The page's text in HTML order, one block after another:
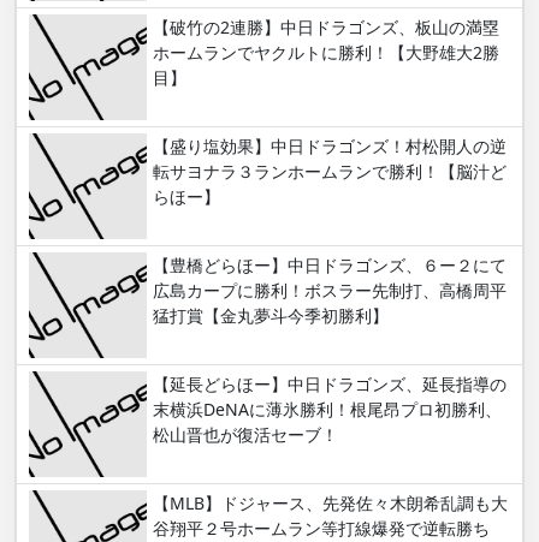
【破竹の2連勝】中日ドラゴンズ、板山の満塁
ホームランでヤクルトに勝利！【大野雄大2勝
目】
【盛り塩効果】中日ドラゴンズ！村松開人の逆
転サヨナラ３ランホームランで勝利！【脳汁ど
らほー】
【豊橋どらほー】中日ドラゴンズ、６ー２にて
広島カープに勝利！ボスラー先制打、高橋周平
猛打賞【金丸夢斗今季初勝利】
【延長どらほー】中日ドラゴンズ、延長指導の
末横浜DeNAに薄氷勝利！根尾昂プロ初勝利、
松山晋也が復活セーブ！
【MLB】ドジャース、先発佐々木朗希乱調も大
谷翔平２号ホームラン等打線爆発で逆転勝ち